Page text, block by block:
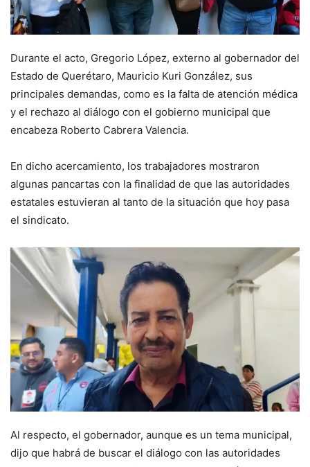
Durante el acto, Gregorio López, externo al gobernador del
Estado de Querétaro, Mauricio Kuri González, sus
principales demandas, como es la falta de atención médica
y el rechazo al diálogo con el gobierno municipal que
encabeza Roberto Cabrera Valencia.
En dicho acercamiento, los trabajadores mostraron
algunas pancartas con la finalidad de que las autoridades
estatales estuvieran al tanto de la situación que hoy pasa
el sindicato.
Al respecto, el gobernador, aunque es un tema municipal,
dijo que habrá de buscar el diálogo con las autoridades